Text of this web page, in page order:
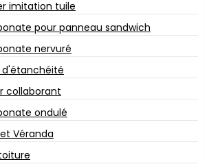
imitation tuile
pour panneau sandwich
nervuré
d'étanchéité
collaborant
ondulé
Véranda